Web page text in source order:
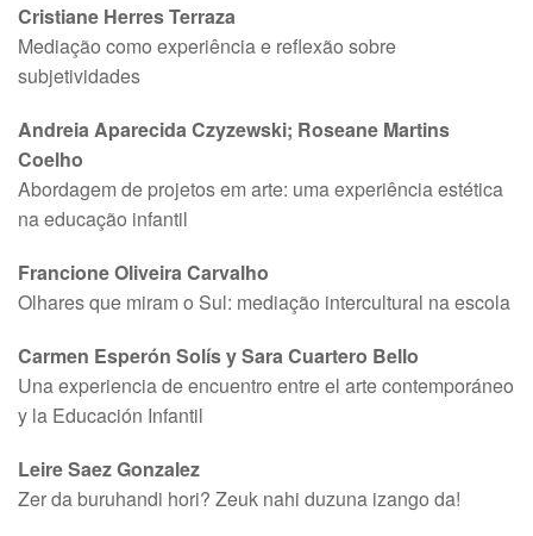
Cristiane Herres Terraza
Mediação como experiência e reflexão sobre
subjetividades
Andreia Aparecida Czyzewski; Roseane Martins
Coelho
Abordagem de projetos em arte: uma experiência estética
na educação infantil
Francione Oliveira Carvalho
Olhares que miram o Sul: mediação intercultural na escola
Carmen Esperón Solís y Sara Cuartero Bello
Una experiencia de encuentro entre el arte contemporáneo
y la Educación Infantil
Leire Saez Gonzalez
Zer da buruhandi hori? Zeuk nahi duzuna izango da!